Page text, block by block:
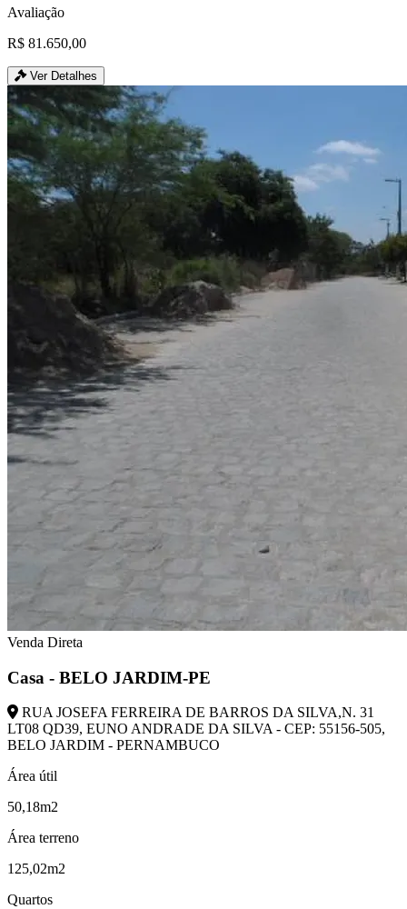
Avaliação
R$ 81.650,00
Ver Detalhes
Venda Direta
Casa - BELO JARDIM-PE
RUA JOSEFA FERREIRA DE BARROS DA SILVA,N. 31
LT08 QD39, EUNO ANDRADE DA SILVA - CEP: 55156-505,
BELO JARDIM - PERNAMBUCO
Área útil
50,18m2
Área terreno
125,02m2
Quartos